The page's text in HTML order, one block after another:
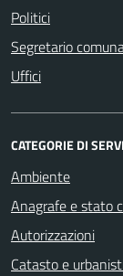
Politici
Segretario
Uffici
CATEGORIE DI
Ambiente
Anagrafe e stato
Autorizzazioni
Catasto e